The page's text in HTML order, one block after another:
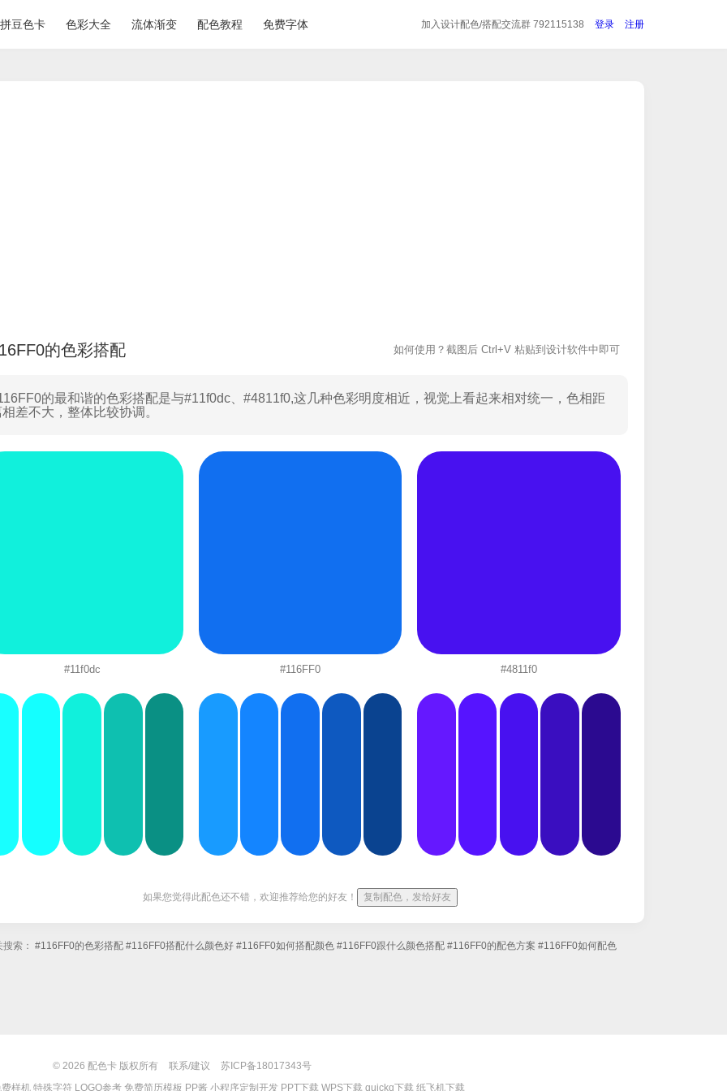
拼豆色卡 色彩大全 流体渐变 配色教程 免费字体 加入设计配色/搭配交流群 792115138 登录 注册
的色彩搭配 如何使用？截图后 Ctrl+V 粘贴到设计软件中即可
的最和谐的色彩搭配是与#11f0dc、 #4811f0,这几种色彩明度相近，视觉上看起来相对统一，色相距
差不大，整体比较协调。
#11f0dc #116FF0 #4811f0
如果您觉得此配色还不错，欢迎推荐给您的好友！ 复制配色，发给好友
搜索：#116FF0的色彩搭配 #116FF0搭配什么颜色好 #116FF0如何搭配颜色 #116FF0跟什么颜色搭配 #116FF0的配色方案 #116FF0如何配色
© 2026 配色卡版权所有 联系/建议
苏ICP备18017343号
样机 特殊字符 LOGO参考 免费简历模板 PP酱 小程序定制开发 PPT下载 WPS下载 quickq下载 纸飞机下载